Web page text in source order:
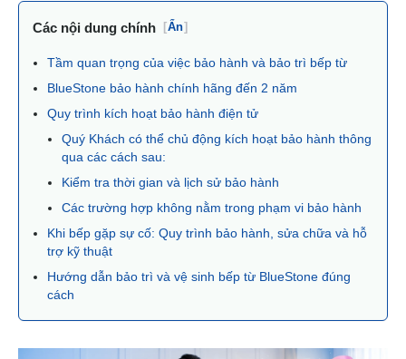
Các nội dung chính [Ẩn]
Tầm quan trọng của việc bảo hành và bảo trì bếp từ
BlueStone bảo hành chính hãng đến 2 năm
Quy trình kích hoạt bảo hành điện tử
Quý Khách có thể chủ động kích hoạt bảo hành thông
qua các cách sau:
Kiểm tra thời gian và lịch sử bảo hành
Các trường hợp không nằm trong phạm vi bảo hành
Khi bếp gặp sự cố: Quy trình bảo hành, sửa chữa và hỗ
trợ kỹ thuật
Hướng dẫn bảo trì và vệ sinh bếp từ BlueStone đúng
cách